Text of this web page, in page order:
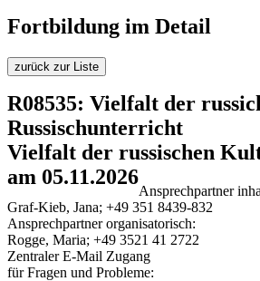
Fortbildung im Detail
zurück zur Liste
R08535: Vielfalt der
Russischunterricht
Vielfalt der russischen
am 05.11.2026
Ansprechpartner
Graf-Kieb, Jana; +49 351 8439-832
Ansprechpartner organisatorisch:
Rogge, Maria; +49 3521 41 2722
Zentraler E-Mail Zugang
für Fragen und Probleme: